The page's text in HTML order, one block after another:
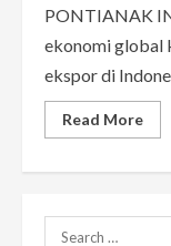
PONTIANAK
ekonomi global
ekspor di
Read MoreRead
more
Search